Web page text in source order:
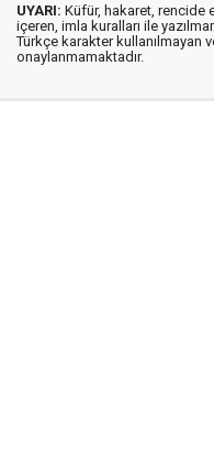
UYARI: Küfür, hakaret, rencide
içeren, imla kuralları ile
Türkçe karakter kullanılmayan
onaylanmamaktadır.